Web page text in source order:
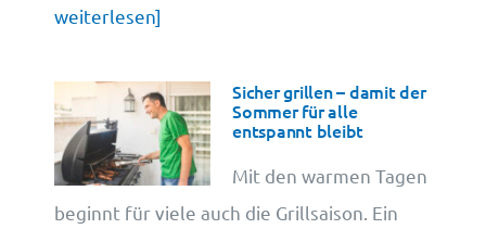
weiterlesen]
Sicher grillen – damit der
Sommer für alle
entspannt bleibt
Mit den warmen Tagen
beginnt für viele auch die Grillsaison. Ein